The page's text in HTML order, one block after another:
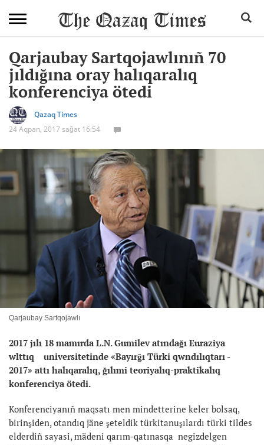
Qarjaubay Sartqojawlınıñ 70
jıldığına oray halıqaralıq
konferenciya ötedi
Qazaq Times
24 Aqpan, 2017 sağat 16:54
Qarjaubay Sartqojawlı
2017 jılı 18 mamırda L.N. Gumilev atındağı Euraziya
wlttıq universitetinde «Bayırğı Türki qwndılıqtarı -
2017» attı halıqaralıq, ğılımi teoriyalıq-praktikalıq
konferenciya ötedi.
Konferenciyanıñ maqsatı men mindetterine keler bolsaq,
birinşiden, otandıq jäne şeteldik türkitanuşılardı türki tildes
elderdiñ sayasi, mädeni qarım-qatınasqa negizdelgen